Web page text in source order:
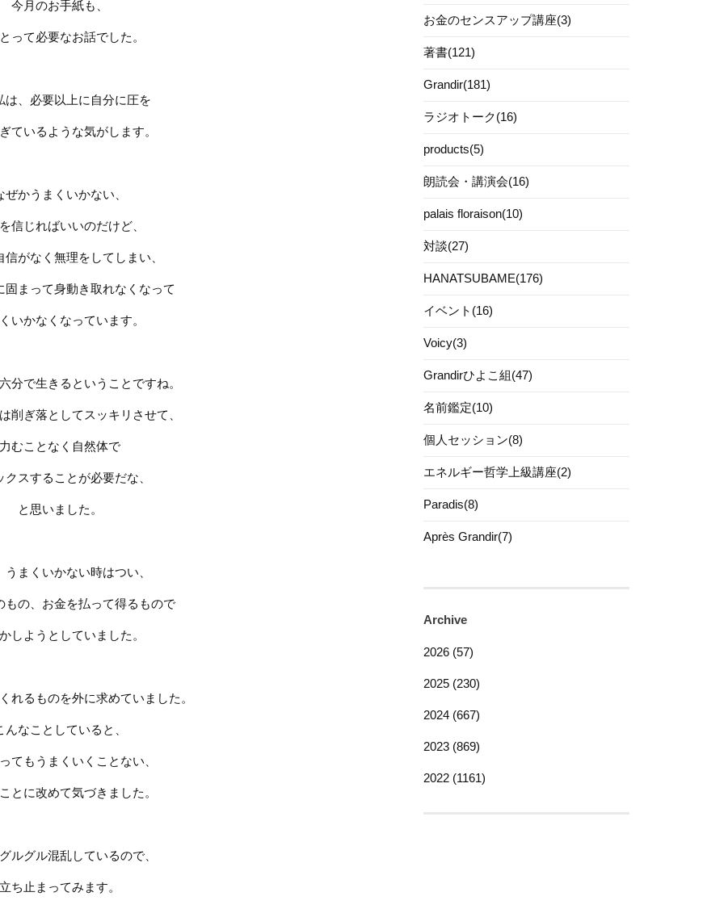
今月のお手紙も、
って必要なお話でした。
は、必要以上に自分に圧を
ているような気がします。
ぜかうまくいかない、
信じればいいのだけど、
信がなく無理をしてしまい、
固まって身動き取れなくなって
いかなくなっています。
分で生きるということですね。
削ぎ落としてスッキリさせて、
力むことなく自然体で
クスすることが必要だな、
と思いました。
うまくいかない時はつい、
もの、お金を払って得るもので
しようとしていました。
れるものを外に求めていました。
んなことしていると、
てもうまくいくことない、
とに改めて気づきました。
ルグル混乱しているので、
立ち止まってみます。
お金のセンスアップ講座(3)
著書(121)
Grandir(181)
ラジオトーク(16)
products(5)
朗読会・講演会(16)
palais floraison(10)
対談(27)
HANATSUBAME(176)
イベント(16)
Voicy(3)
Grandirひよこ組(47)
名前鑑定(10)
個人セッション(8)
エネルギー哲学上級講座(2)
Paradis(8)
Après Grandir(7)
Archive
2026 (57)
2025 (230)
2024 (667)
2023 (869)
2022 (1161)